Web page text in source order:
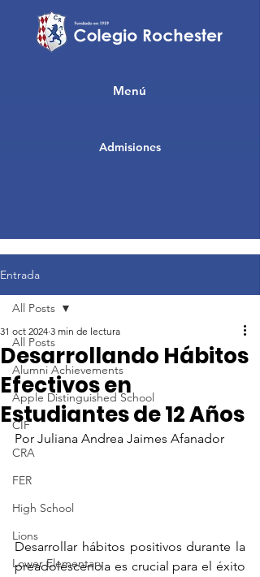
Admisiones
Menú
Entrada
All Posts
Alumni Achievements
Apple Distinguished School
CIF
CRA
FER
High School
Lions
Lower Elementary
All Posts
Desarrollando Hábitos
Efectivos en
Estudiantes de 12 Años
31 oct 2024 3 min de lectura
Por Juliana Andrea Jaimes Afanador
Desarrollar hábitos positivos durante la
preadolescencia es crucial para el éxito